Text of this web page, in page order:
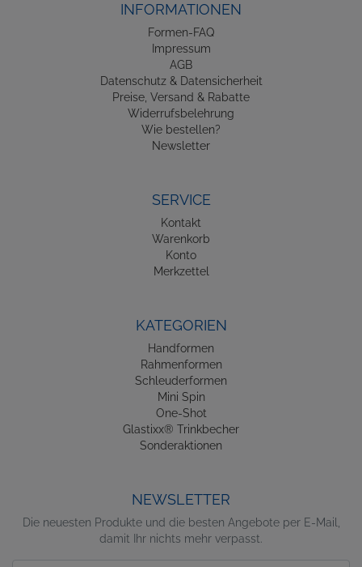
INFORMATIONEN
Formen-FAQ
Impressum
AGB
Datenschutz & Datensicherheit
Preise, Versand & Rabatte
Widerrufsbelehrung
Wie bestellen?
Newsletter
SERVICE
Kontakt
Warenkorb
Konto
Merkzettel
KATEGORIEN
Handformen
Rahmenformen
Schleuderformen
Mini Spin
One-Shot
Glastixx® Trinkbecher
Sonderaktionen
NEWSLETTER
Die neuesten Produkte und die besten Angebote per E-Mail,
damit Ihr nichts mehr verpasst.